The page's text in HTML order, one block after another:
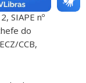
SIAPE nº
do
CCB,